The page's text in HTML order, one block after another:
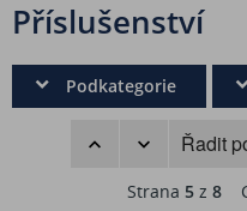
Příslušenství
Podkategorie
Řadit
Strana 5z 8